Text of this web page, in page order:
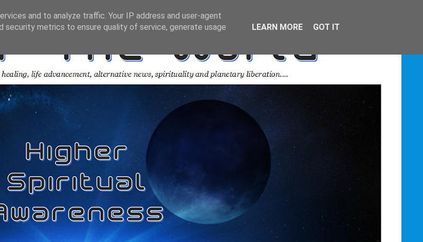
and to analyze traffic. Your IP address and user-agent
security metrics to ensure quality of service, generate usage
LEARN MORE GOT IT